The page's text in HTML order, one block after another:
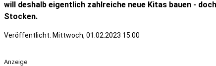
will deshalb eigentlich zahlreiche neue Kitas bauen -
Stocken.
Veröffentlicht: Mittwoch, 01.02.2023 15:00
Anzeige